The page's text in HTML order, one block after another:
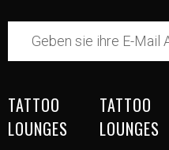
TATTOO
LOUNGES
TATTOO
LOUNGES